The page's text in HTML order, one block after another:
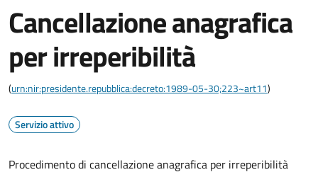
Cancellazione anagrafica
per irreperibilità
(urn:nir:presidente.repubblica:decreto:1989-05-30;223~art11)
Servizio attivo
Procedimento di cancellazione anagrafica per irreperibilità